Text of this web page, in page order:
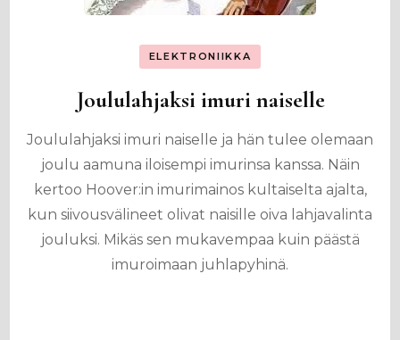
ELEKTRONIIKKA
Joululahjaksi imuri naiselle
Joululahjaksi imuri naiselle ja hän tulee olemaan
joulu aamuna iloisempi imurinsa kanssa. Näin
kertoo Hoover:in imurimainos kultaiselta ajalta,
kun siivousvälineet olivat naisille oiva lahjavalinta
jouluksi. Mikäs sen mukavempaa kuin päästä
imuroimaan juhlapyhinä.